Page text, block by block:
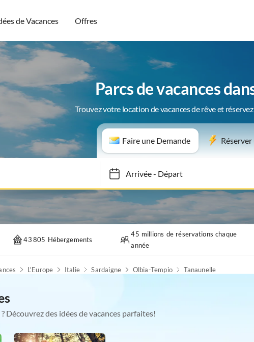
de Vacances Offres
Parcs de vacances
Trouvez votre location de vacances de rêve et
Faire une Demande
Arrivée-Départ
43 805 Hébergements
45 millions de réservations chaque
année
L'Europe Italie Sardaigne Olbia-Tempio Tanaunelle
Découvrez des idées de vacances parfaites!